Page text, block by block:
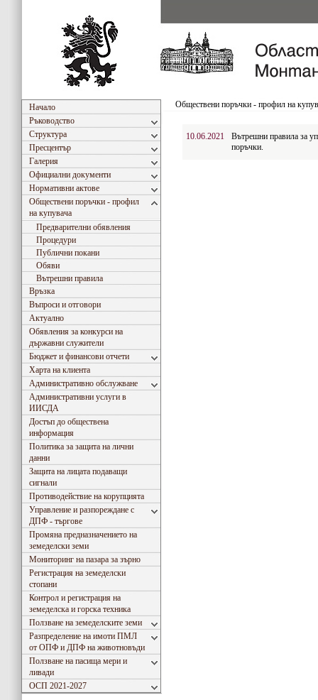
Начало
Ръководство
Структура
Пресцентър
Галерия
Официални документи
Нормативни актове
Обществени поръчки - профил
на купувача
Предварителни обявления
Процедури
Публични покани
Обяви
Вътрешни правила
Връзка
Въпроси и отговори
Актуално
Обявления за конкурси на
държавни служители
Бюджет и финансови отчети
Харта на клиента
Административно обслужване
Административни услуги в
ИИСДА
Достъп до обществена
информация
Политика за защита на лични
данни
Защита на лицата подаващи
сигнали
Противодействие на корупцията
Управление и разпореждане с
ДПФ - търгове
Промяна предназначението на
земеделски земи
Мониторинг на пазара за зърно
Регистрация на земеделски
стопани
Контрол и регистрация на
земеделска и горска техника
Ползване на земеделските земи
Разпределение на имоти ПМЛ
от ОПФ и ДПФ на животновъди
Ползване на пасища мери и
ливади
ОСП 2021-2027
Обществени поръчки - профил на
10.06.2021
Вътрешни правила за
поръчки.